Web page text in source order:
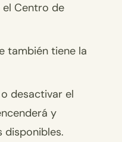
Centro de
también tiene la
desactivar el
y
disponibles.